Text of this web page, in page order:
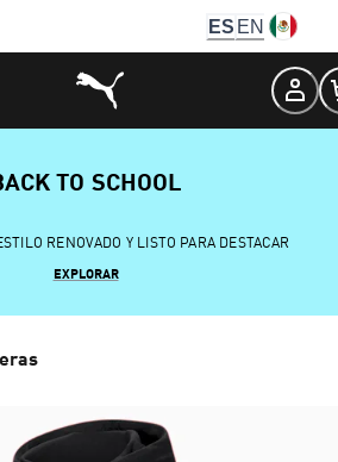
ES EN
TO SCHOOL
RENOVADO Y LISTO PARA DESTACAR
EXPLORAR